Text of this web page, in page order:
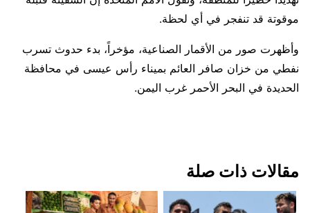
موقوتة قد تنفجر في أي لحظة.
وأظهرت صور من الأقمار الصناعية، مؤخراً، بدء حدوث تسرب
نفطي من خزان صافر العائم بميناء رأس عيسى في محافظة
الحديدة في البحر الأحمر غرب اليمن.
مقالات ذات صلة